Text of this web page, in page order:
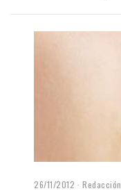
26/11/2012 Redacción